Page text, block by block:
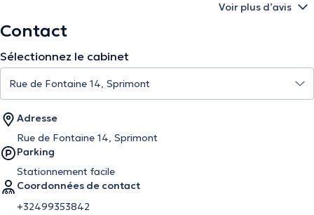
Voir plus d’avis
Contact
Sélectionnez le cabinet
Adresse
Rue de Fontaine 14, Sprimont
Parking
Stationnement facile
Coordonnées de contact
+32499353842